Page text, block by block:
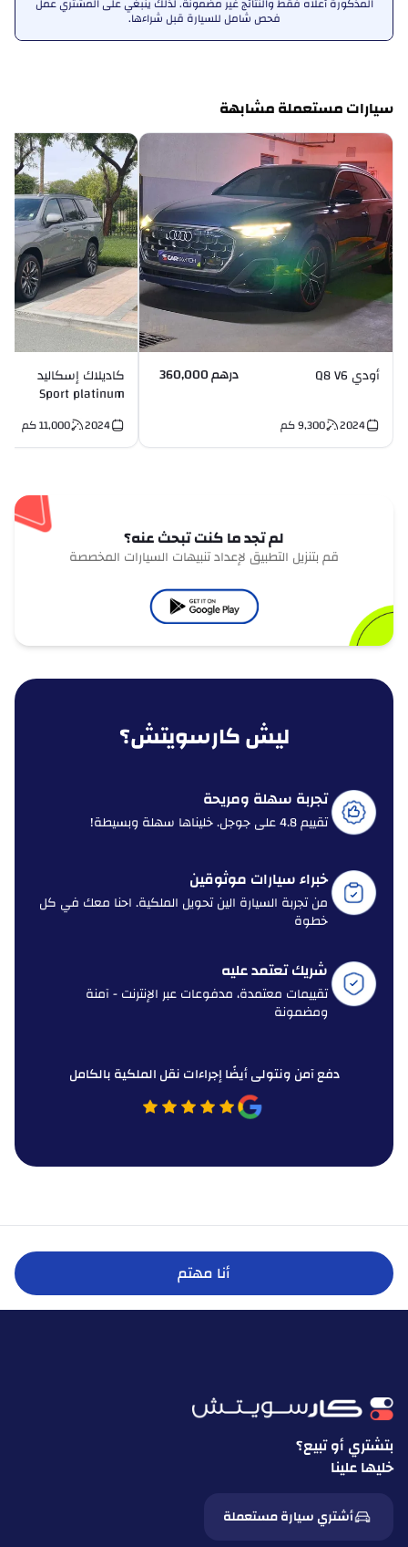
فحص شامل للسيارة قبل شراءها.
سيارات مستعملة مشابهة
أودي Q8 V6 درهم 360,000
2024
9,300 كم
كاديلاك إسكاليد
Sport platinum
2024
11,000 كم
لم تجد ما كنت تبحث عنه؟
قم بتنزيل التطبيق لإعداد تنبيهات السيارات المخصصة
ليش كارسويتش؟
تجربة سهلة ومريحة
تقييم 4.8 على جوجل. خليناها سهلة وبسيطة!
خبراء سيارات موثوقين
من تجربة السيارة الين تحويل الملكية. احنا معك في كل
خطوة
شريك تعتمد عليه
تقييمات معتمدة، مدفوعات عبر الإنترنت - آمنة
ومضمونة
دفع آمن ونتولى أيضًا إجراءات نقل الملكية بالكامل
أنا مهتم
بتشتري أو تبيع؟
خليها علينا
أشتري سيارة مستعملة